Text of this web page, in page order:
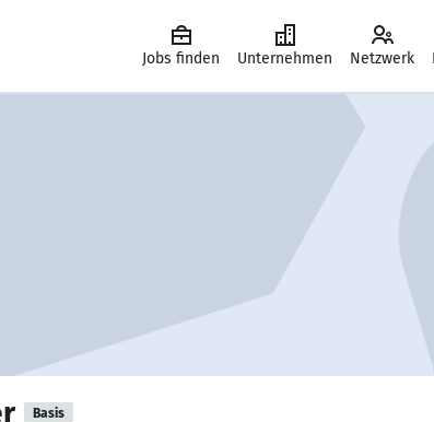
Jobs finden Unternehmen Netzwerk
Basis